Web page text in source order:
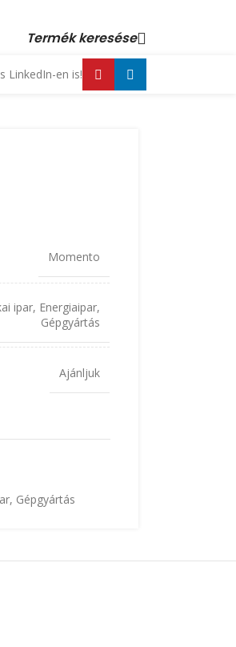
Termék keresése
LinkedIn-en is!
Momento
ipar, Energiaipar,
Gépgyártás
Ajánljuk
, Gépgyártás